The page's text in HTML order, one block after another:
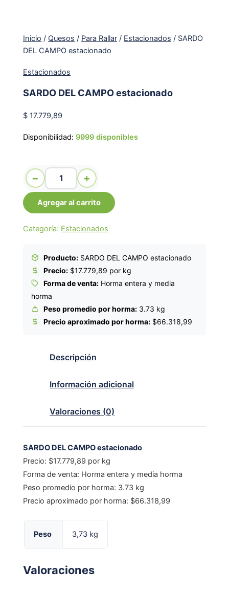
Inicio / Quesos / Para Rallar / Estacionados / SARDO
DEL CAMPO estacionado
Estacionados
SARDO DEL CAMPO estacionado
$ 17.779,89
Disponibilidad: 9999 disponibles
− +
Agregar al carrito
Categoría: Estacionados
Producto: SARDO DEL CAMPO estacionado
Precio: $17.779,89 por kg
Forma de venta: Horma entera y media
horma
Peso promedio por horma: 3.73 kg
Precio aproximado por horma: $66.318,99
Descripción
Información adicional
Valoraciones (0)
SARDO DEL CAMPO estacionado
Precio: $17.779,89 por kg
Forma de venta: Horma entera y media horma
Peso promedio por horma: 3.73 kg
Precio aproximado por horma: $66.318,99
Peso 3,73 kg
Valoraciones